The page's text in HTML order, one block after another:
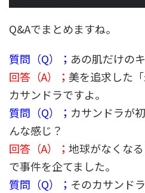
Q&Aでまとめますね。
質問（Q）； あの肌だけの
回答（A）； 美を追求した
カサンドラですよ。
質問（Q）； カサンドラが
んな感じ？
回答（A）； 地球がなくな
で事件を企てました。
質問（Q）； そのカサンド